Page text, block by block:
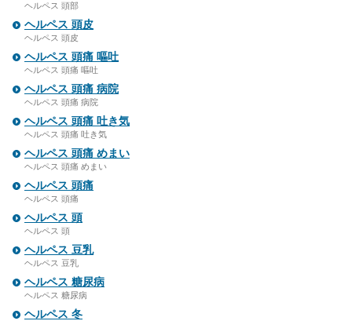
ヘルペス 頭部
ヘルペス 頭皮
ヘルペス 頭皮
ヘルペス 頭痛 嘔吐
ヘルペス 頭痛 嘔吐
ヘルペス 頭痛 病院
ヘルペス 頭痛 病院
ヘルペス 頭痛 吐き気
ヘルペス 頭痛 吐き気
ヘルペス 頭痛 めまい
ヘルペス 頭痛 めまい
ヘルペス 頭痛
ヘルペス 頭痛
ヘルペス 頭
ヘルペス 頭
ヘルペス 豆乳
ヘルペス 豆乳
ヘルペス 糖尿病
ヘルペス 糖尿病
ヘルペス 冬